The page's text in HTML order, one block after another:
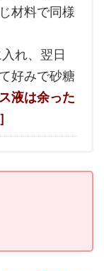
材料で同様
れ、翌日
好みで砂糖
液は余った